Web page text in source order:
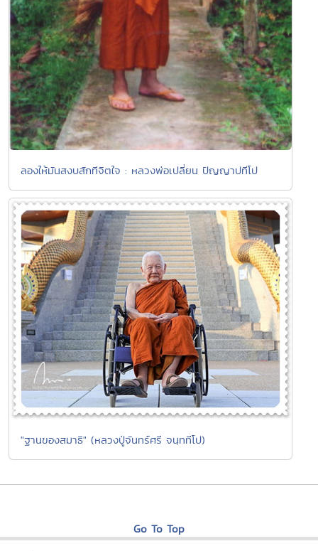
ลองให้มันสงบสักทีจิตใจ : หลวงพ่อเปลี่ยน ปัญญาปทีโป
"ฐานของสมาธิ" (หลวงปู่จันทร์ศรี จนฺททีโป)
Go To Top